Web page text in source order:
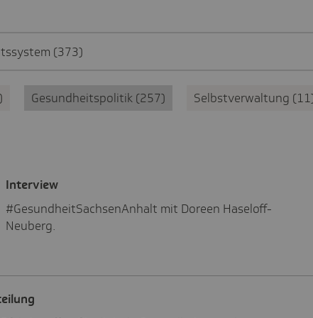
373
Gesundheitspolitik 257 Selbstverwaltung 11
Inter­view
#GesundheitSachsenAnhalt mit Doreen Haseloff-
Neuberg.